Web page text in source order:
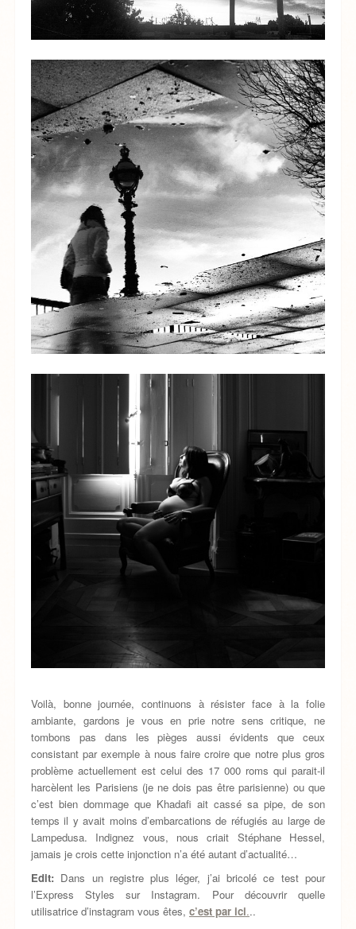
Voilà, bonne journée, continuons à résister face à la folie
ambiante, gardons je vous en prie notre sens critique, ne
tombons pas dans les pièges aussi évidents que ceux
consistant par exemple à nous faire croire que notre plus gros
problème actuellement est celui des 17 000 roms qui parait-il
harcèlent les Parisiens (je ne dois pas être parisienne) ou que
c’est bien dommage que Khadafi ait cassé sa pipe, de son
temps il y avait moins d’embarcations de réfugiés au large de
Lampedusa. Indignez vous, nous criait Stéphane Hessel,
jamais je crois cette injonction n’a été autant d’actualité…
Edit:Dans un registre plus léger, j’ai bricolé ce test pour
l’Express Styles sur Instagram. Pour découvrir quelle
utilisatrice d’instagram vous êtes, c’est par ici...